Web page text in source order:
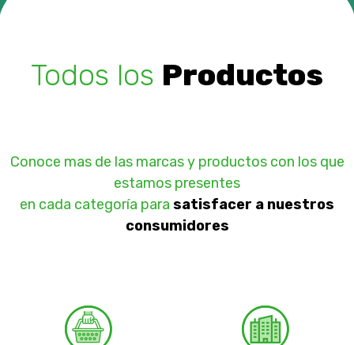
Todos los Productos
Conoce mas de las marcas y productos con los que
estamos presentes
en cada categoría para satisfacer a nuestros
consumidores